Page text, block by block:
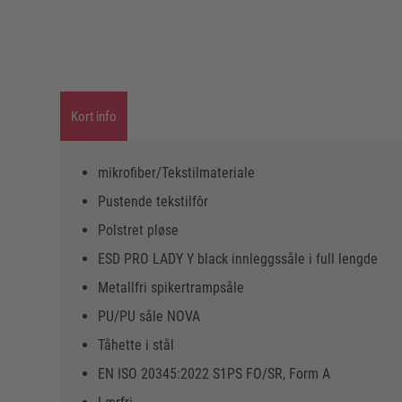
Kort info
mikrofiber/Tekstilmateriale
Pustende tekstilfôr
Polstret pløse
ESD PRO LADY Y black innleggssåle i full lengde
Metallfri spikertrampsåle
PU/PU såle NOVA
Tåhette i stål
EN ISO 20345:2022 S1PS FO/SR, Form A